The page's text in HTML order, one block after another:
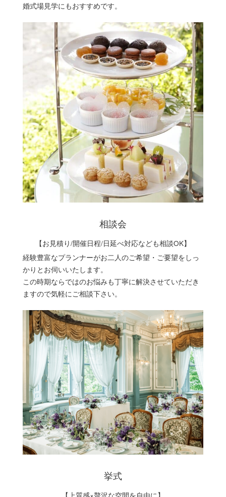
婚式場見学にもおすすめです。
相談会
【お見積り/開催日程/日延べ対応なども相談OK】
経験豊富なプランナーがお二人のご希望・ご要望をしっ
かりとお伺いいたします。
この時期ならではのお悩みも丁寧に解決させていただき
ますので気軽にご相談下さい。
挙式